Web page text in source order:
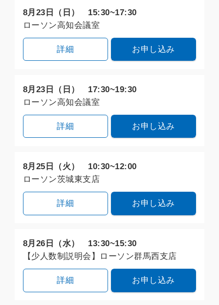
8月23日（日） 15:30~17:30
ローソン高知会議室
詳細 お申し込み
8月23日（日） 17:30~19:30
ローソン高知会議室
詳細 お申し込み
8月25日（火） 10:30~12:00
ローソン茨城東支店
詳細 お申し込み
8月26日（水） 13:30~15:30
【少人数制説明会】ローソン群馬西支店
詳細 お申し込み